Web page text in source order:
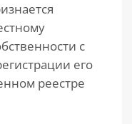
с
его
реестре